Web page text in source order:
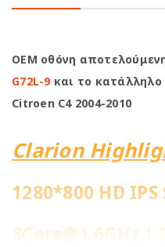
OEM οθόνη
G72L-9και το κατάλληλο
Citroen C4 2004-2010
Clarion
1280*800 HD IPS
8Core@1.6GHz |